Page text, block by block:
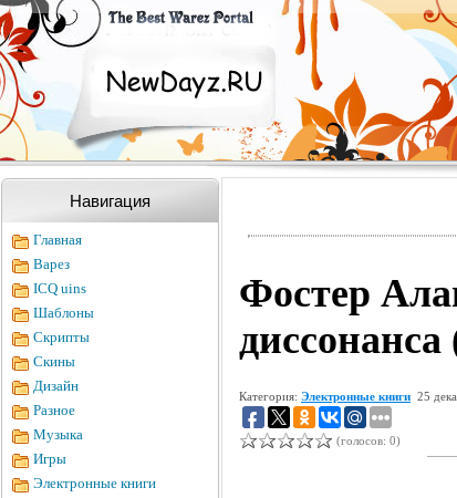
Навигация
Главная
Варез
ICQ uins
Шаблоны
Скрипты
Скины
Дизайн
Разное
Музыка
Игры
Электронные книги
Фостер
Категория: Электронные книги 25
(голосов: 0)